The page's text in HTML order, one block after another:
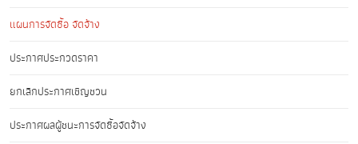
แผนการจัดซื้อ จัดจ้าง
ประกาศประกวดราคา
ยกเลิกประกาศเชิญชวน
ประกาศผลผู้ชนะการจัดซื้อจัดจ้าง